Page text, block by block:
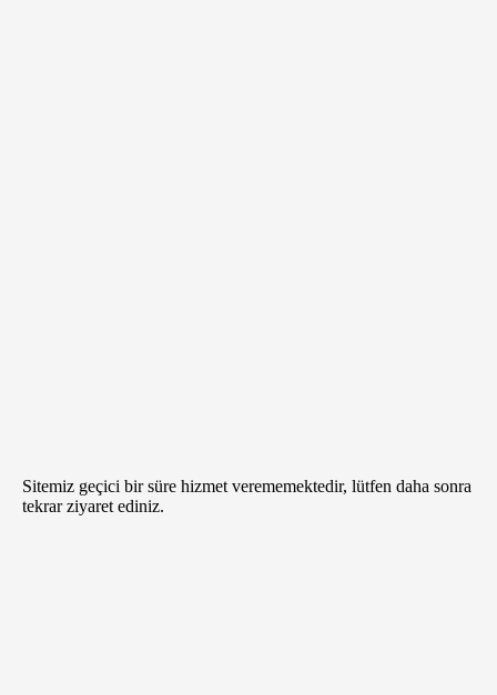
Sitemiz geçici bir süre hizmet verememektedir, lütfen daha sonra
tekrar ziyaret ediniz.